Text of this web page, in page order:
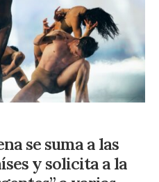
se suma a las
y solicita a la